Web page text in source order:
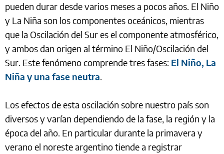
pueden durar desde varios meses a pocos años. El Niño
y La Niña son los componentes oceánicos, mientras
que la Oscilación del Sur es el componente atmosférico,
y ambos dan origen al término El Niño/Oscilación del
Sur. Este fenómeno comprende tres fases: El Niño, La
Niña y una fase neutra.
Los efectos de esta oscilación sobre nuestro país son
diversos y varían dependiendo de la fase, la región y la
época del año. En particular durante la primavera y
verano el noreste argentino tiende a registrar